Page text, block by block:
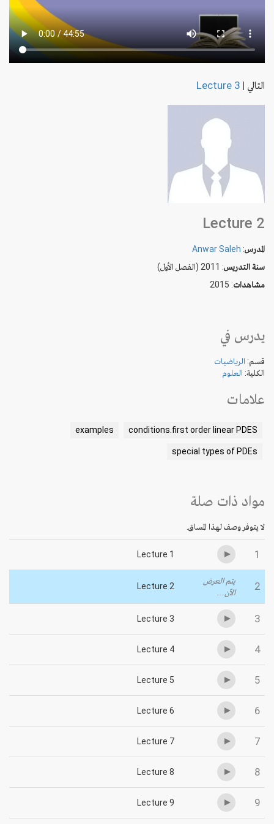
التالي |
Lecture 3
Lecture 2
المدرس:
Anwar Saleh
سنة التدريس: 2011 (الفصل الأول)
مشاهدات: 2015
يدرس في
قسم: الرياضيات
الكلية: العلوم
علامات
conditions.first order linear PDES
examples
special types of PDEs
مواد ذات صلة
لا يتوفر وصف لهذا المساق.
1
Lecture 1
2
يتم العرض
الآن...
Lecture 2
3
Lecture 3
4
Lecture 4
5
Lecture 5
6
Lecture 6
7
Lecture 7
8
Lecture 8
9
Lecture 9